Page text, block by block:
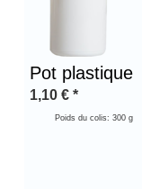
Pot plastique
1,10 € *
Poids du colis: 300 g